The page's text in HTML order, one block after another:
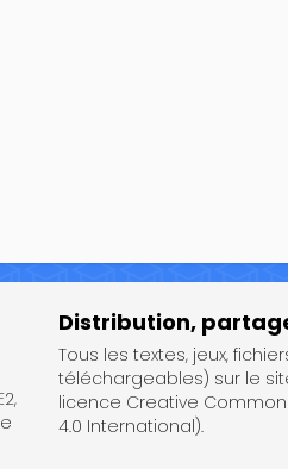
Distribution,
Tous les textes, jeux,
téléchargeables) sur le
licence Creative
4.0 International).